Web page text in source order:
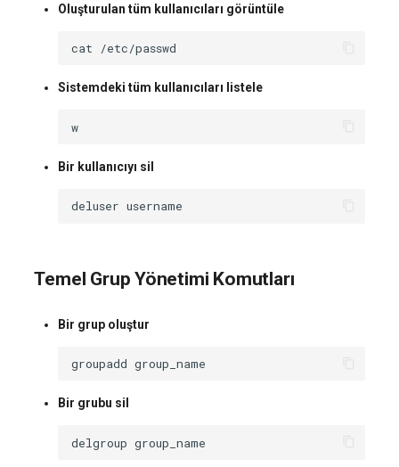
Oluşturulan tüm kullanıcıları görüntüle
cat
Sistemdeki tüm kullanıcıları listele
Bir kullanıcıyı sil
deluser
Temel Grup Yönetimi Komutları
Bir grup oluştur
groupadd
Bir grubu sil
delgroup